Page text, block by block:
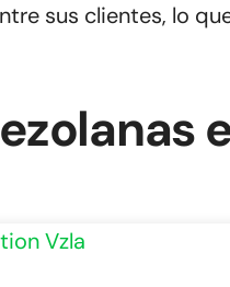
sus clientes, lo